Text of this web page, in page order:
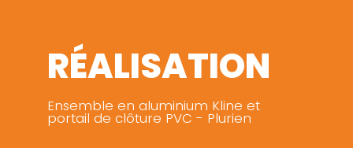
RÉALISATION
Ensemble en aluminium Kline et
portail de clôture PVC - Plurien